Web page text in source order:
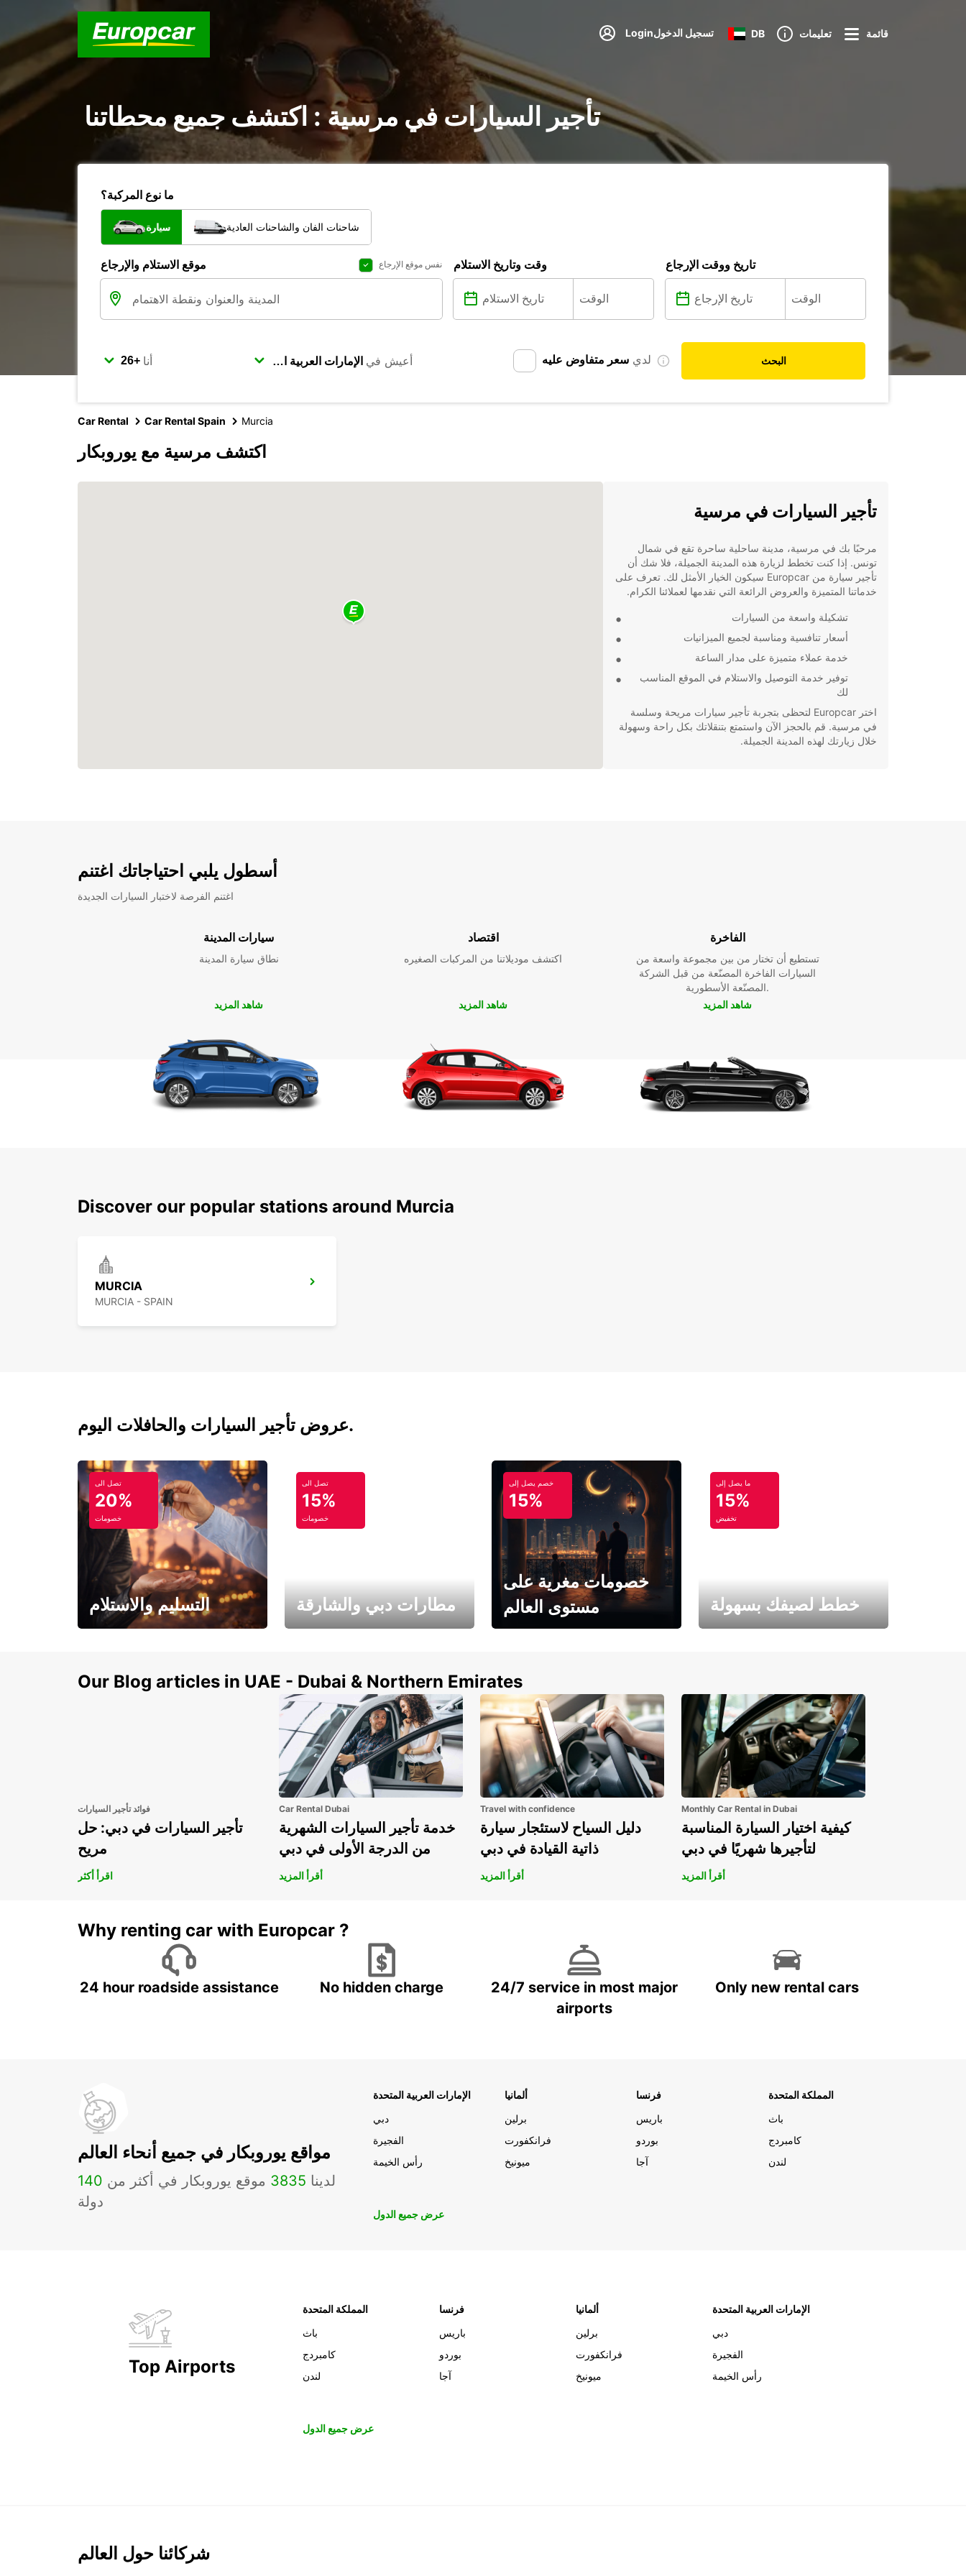
Loginتسجيل الدخول DB تعليمات قائمة
تأجير السيارات في مرسية : اكتشف جميع محطاتنا
ما نوع المركبة؟
سيارة شاحنات الفان والشاحنات العادية
موقع الاستلام والإرجاع نفس موقع الإرجاع وقت وتاريخ الاستلام تاريخ ووقت الإرجاع
أنا أعيش في لدي سعر متفاوض عليه البحث
Car Rental Car Rental Spain Murcia
اكتشف مرسية مع يوروبكار
تأجير السيارات في مرسية
مرحبًا بك في مرسية، مدينة ساحلية ساحرة تقع في شمال
تونس. إذا كنت تخطط لزيارة هذه المدينة الجميلة، فلا شك أن
تأجير سيارة من Europcar سيكون الخيار الأمثل لك. تعرف على
خدماتنا المتميزة والعروض الرائعة التي نقدمها لعملائنا الكرام.
تشكيلة واسعة من السيارات
أسعار تنافسية ومناسبة لجميع الميزانيات
خدمة عملاء متميزة على مدار الساعة
توفير خدمة التوصيل والاستلام في الموقع المناسب
لك
اختر Europcar لتحظى بتجربة تأجير سيارات مريحة وسلسة
في مرسية. قم بالحجز الآن واستمتع بتنقلاتك بكل راحة وسهولة
خلال زيارتك لهذه المدينة الجميلة.
أسطول يلبي احتياجاتك اغتنم
اغتنم الفرصة لاختبار السيارات الجديدة
سيارات المدينة
نطاق سيارة المدينة
شاهد المزيد
اقتصاد
اكتشف موديلاتنا من المركبات الصغيره
شاهد المزيد
الفاخرة
تستطيع أن تختار من بين مجموعة واسعة من
السيارات الفاخرة المصنّعة من قبل الشركة
المصنّعة الأسطورية.
شاهد المزيد
Discover our popular stations around Murcia
MURCIA
MURCIA - SPAIN
عروض تأجير السيارات والحافلات اليوم.
تصل الى
20%
خصومات
التسليم والاستلام
تصل الى
15%
خصومات
مطارات دبي والشارقة
خصم يصل إلى
15%
خصومات مغرية على
مستوى العالم
ما يصل إلى
15%
تخفيض
خطط لصيفك بسهولة
Our Blog articles in UAE - Dubai & Northern Emirates
فوائد تأجير السيارات
تأجير السيارات في دبي: حل
مريح
اقرأ أكثر
Car Rental Dubai
خدمة تأجير السيارات الشهرية
من الدرجة الأولى في دبي
أقرأ المزيد
Travel with confidence
دليل السياح لاستئجار سيارة
ذاتية القيادة في دبي
أقرأ المزيد
Monthly Car Rental in Dubai
كيفية اختيار السيارة المناسبة
لتأجيرها شهريًا في دبي
أقرأ المزيد
Why renting car with Europcar ?
24 hour roadside assistance No hidden charge
24/7 service in most major
airports
Only new rental cars
مواقع يوروبكار في جميع أنحاء العالم
لدينا 3835 موقع يوروبكار في أكثر من 140
دولة
الإمارات العربية المتحدة
دبي
الفجيرة
رأس الخيمة
ألمانيا
برلين
فرانكفورت
ميونيخ
فرنسا
باريس
بوردو
آجا
المملكة المتحدة
باث
كامبردج
لندن
عرض جميع الدول
Top Airports
المملكة المتحدة
باث
كامبردج
لندن
فرنسا
باريس
بوردو
آجا
ألمانيا
برلين
فرانكفورت
ميونيخ
الإمارات العربية المتحدة
دبي
الفجيرة
رأس الخيمة
عرض جميع الدول
شركائنا حول العالم